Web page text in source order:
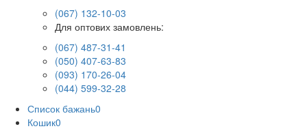
(067) 132-10-03
Для оптових замовлень:
(067) 487-31-41
(050) 407-63-83
(093) 170-26-04
(044) 599-32-28
Список бажань0
Кошик0